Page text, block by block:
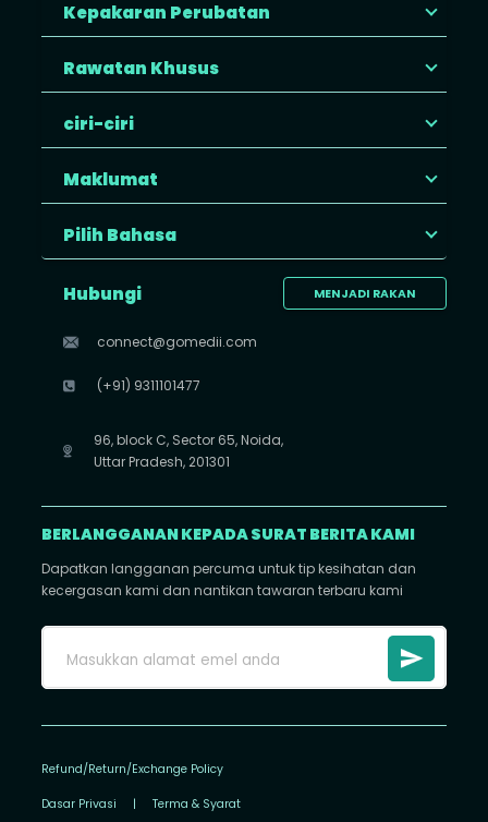
Kepakaran Perubatan
Rawatan Khusus
ciri-ciri
Maklumat
Pilih Bahasa
MENJADI RAKAN
Hubungi
connect@gomedii.com
(+91) 9311101477
96, block C, Sector 65, Noida,
Uttar Pradesh, 201301
BERLANGGANAN KEPADA SURAT BERITA KAMI
Dapatkan langganan percuma untuk tip kesihatan dan
kecergasan kami dan nantikan tawaran terbaru kami
Refund/Return/Exchange Policy
Dasar Privasi | Terma & Syarat